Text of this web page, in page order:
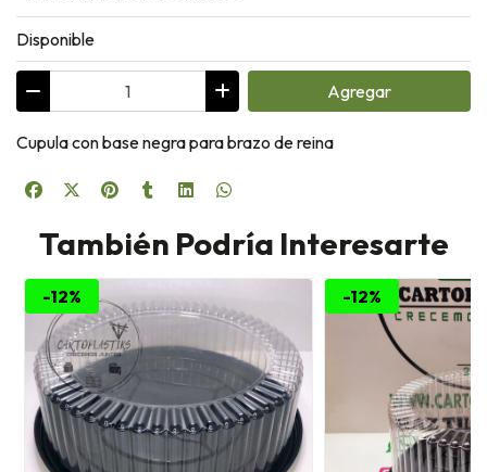
Disponible
Agregar
Cupula con base negra para brazo de reina
También Podría Interesarte
-12% -12%